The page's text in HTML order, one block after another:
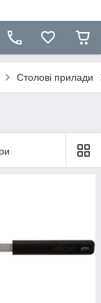
Столові прилади